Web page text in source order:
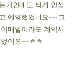
거인데도 되게 안심
예약했었네요~~ 그
메일이라도 계약서
어요~~ㅎㅎ